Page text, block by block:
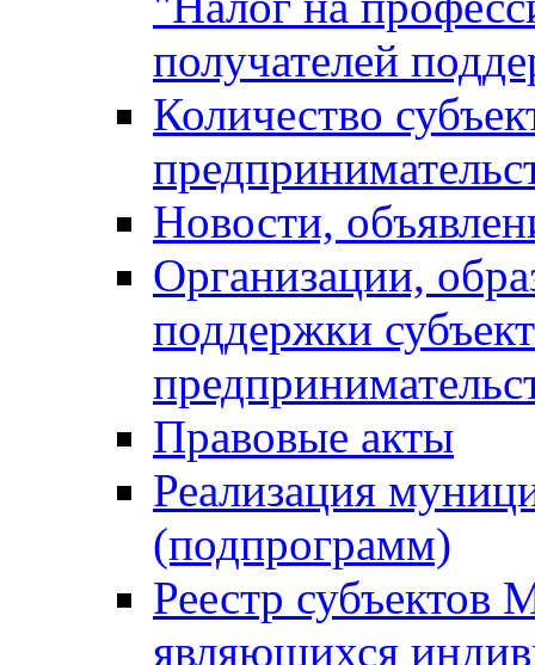
получателей
Количество
Новости,
Организации,
поддержки
Правовые акты
Реализация
(подпрограмм)
Реестр
являющихся